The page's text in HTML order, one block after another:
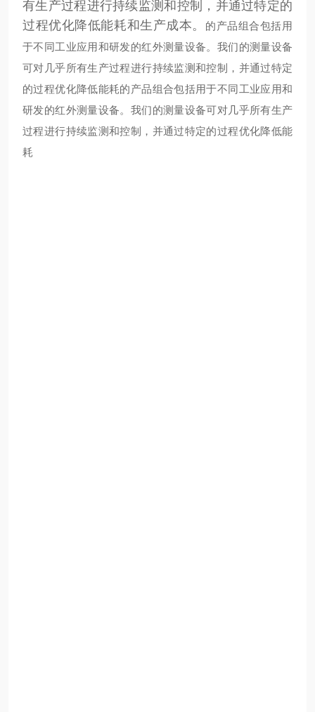
有生产过程进行持续监测和控制，并通过特定的
过程优化降低能耗和生产成本。
的产品组合包括用
于不同工业应用和研发的红外测量设备。我们的测量设备
可对几乎所有生产过程进行持续监测和控制，并通过特定
的过程优化降低能耗的产品组合包括用于不同工业应用和
研发的红外测量设备。我们的测量设备可对几乎所有生产
过程进行持续监测和控制，并通过特定的过程优化降低能
耗